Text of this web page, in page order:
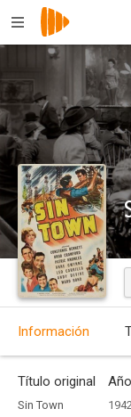
Información
Título original
Sin Town
Año